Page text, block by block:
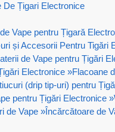
De Țigari Electronice
Vape pentru Țigară
și Accesorii Pentru Tigări
de Vape pentru Țigări
Electronice »Flacoane
(drip tip-uri) pentru
pentru Țigări Electronice »
de Vape »Încărcătoare de